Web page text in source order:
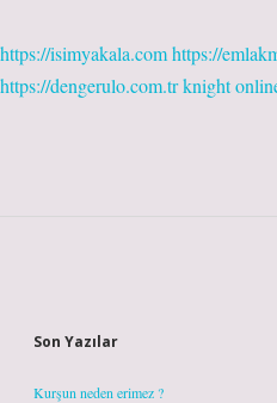
https://isimyakala.comhttps://
https://dengerulo.com.trknight
Son Yazılar
Kurşun neden erimez ?